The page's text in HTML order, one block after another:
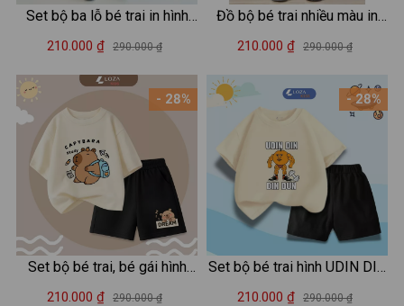
Set bộ ba lỗ bé trai in hình
Capybara - Loza Kids BL347
210.000 ₫ 290.000 ₫
- 28%
Set bộ bé trai, bé gái hình
capybara đeo cặp - Loza
210.000 ₫ 290.000 ₫
Đồ bộ bé trai nhiều màu in
hình - Set đồ bé trai (áo thun
42kg - Loza G0188
210.000 ₫ 290.000 ₫
- 28%
Set bộ bé trai hình UDIN DIN
DIN DUN - Loza Kids SB414
210.000 ₫ 290.000 ₫